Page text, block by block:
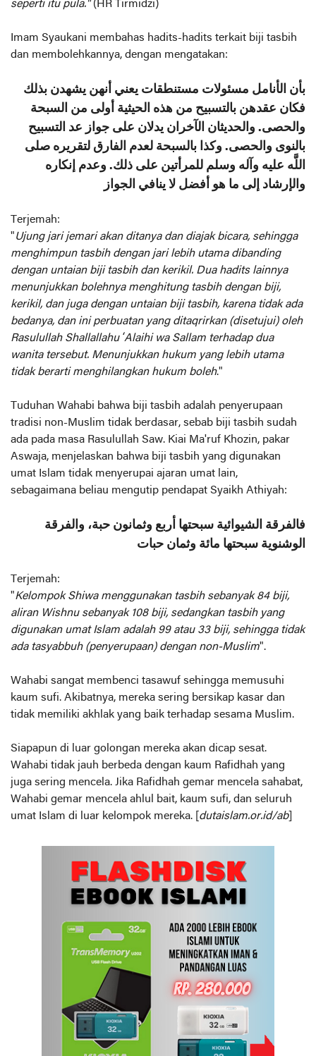
seperti itu pula."(HR Tirmidzi)
Imam Syaukani membahas hadits-hadits terkait biji tasbih
dan membolehkannya, dengan mengatakan:
بأن الأنامل مسئولات مستنطقات يعني أنهن يشهدن بذلك
فكان عقدهن بالتسبيح من هذه الحيثية أولى من السبحة
والحصى. والحديثان الآخران يدلان على جواز عد التسبيح
بالنوى والحصى. وكذا بالسبحة لعدم الفارق لتقريره صلى
اللَّه عليه وآله وسلم للمرأتين على ذلك. وعدم إنكاره
والإرشاد إلى ما هو أفضل لا ينافي الجواز
Terjemah:
"Ujung jari jemari akan ditanya dan diajak bicara, sehingga
menghimpun tasbih dengan jari lebih utama dibanding
dengan untaian biji tasbih dan kerikil. Dua hadits lainnya
menunjukkan bolehnya menghitung tasbih dengan biji,
kerikil, dan juga dengan untaian biji tasbih, karena tidak ada
bedanya, dan ini perbuatan yang ditaqrirkan (disetujui) oleh
Rasulullah Shallallahu ‘Alaihi wa Sallam terhadap dua
wanita tersebut. Menunjukkan hukum yang lebih utama
tidak berarti menghilangkan hukum boleh."
Tuduhan Wahabi bahwa biji tasbih adalah penyerupaan
tradisi non-Muslim tidak berdasar, sebab biji tasbih sudah
ada pada masa Rasulullah Saw. Kiai Ma'ruf Khozin, pakar
Aswaja, menjelaskan bahwa biji tasbih yang digunakan
umat Islam tidak menyerupai ajaran umat lain,
sebagaimana beliau mengutip pendapat Syaikh Athiyah:
ﻓﺎﻟﻔﺮﻗﺔ اﻟﺸﻴﻮاﺋﻴﺔ ﺳﺒﺤﺘﻬﺎ ﺃﺭﺑﻊ ﻭﺛﻤﺎﻧﻮﻥ ﺣﺒﺔ، ﻭاﻟﻔﺮﻗﺔ
اﻟﻮﺷﻨﻮﻳﺔ ﺳﺒﺤﺘﻬﺎ ﻣﺎﺋﺔ ﻭﺛﻤﺎﻥ ﺣﺒﺎﺕ
Terjemah:
"Kelompok Shiwa menggunakan tasbih sebanyak 84 biji,
aliran Wishnu sebanyak 108 biji, sedangkan tasbih yang
digunakan umat Islam adalah 99 atau 33 biji, sehingga tidak
ada tasyabbuh (penyerupaan) dengan non-Muslim".
Wahabi sangat membenci tasawuf sehingga memusuhi
kaum sufi. Akibatnya, mereka sering bersikap kasar dan
tidak memiliki akhlak yang baik terhadap sesama Muslim.
Siapapun di luar golongan mereka akan dicap sesat.
Wahabi tidak jauh berbeda dengan kaum Rafidhah yang
juga sering mencela. Jika Rafidhah gemar mencela sahabat,
Wahabi gemar mencela ahlul bait, kaum sufi, dan seluruh
umat Islam di luar kelompok mereka. [ dutaislam.or.id/ab]